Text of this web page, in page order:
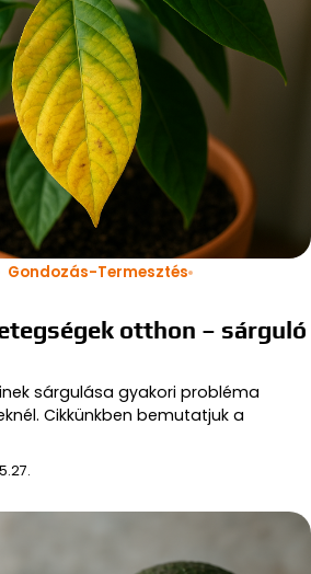
Gondozás-Termesztés
otthon – sárguló
sárgulása gyakori probléma
Cikkünkben bemutatjuk a